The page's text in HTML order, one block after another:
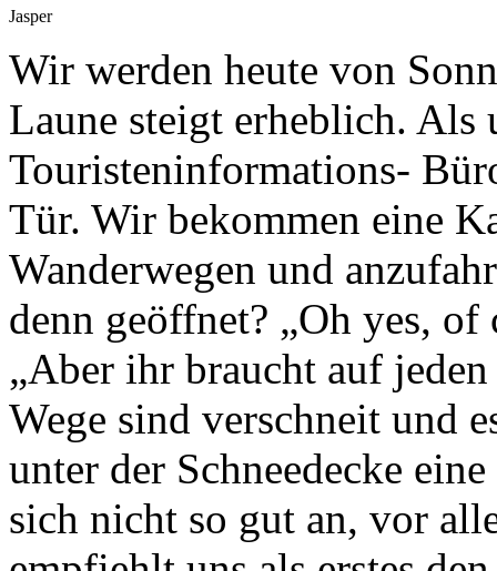
Jasper
Wir werden heute von
Laune steigt erheblich. Als
Touristeninformations-
Tür. Wir bekommen eine
Wanderwegen und
denn geöffnet? „Oh yes,
„Aber ihr braucht auf
Wege sind verschneit und
unter der Schneedecke
sich nicht so gut an, vor